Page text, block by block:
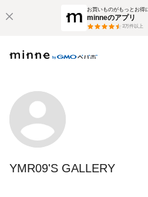
お買いものがもっとお得
minneのアプリ
3万件以上
YMR09'S GALLERY